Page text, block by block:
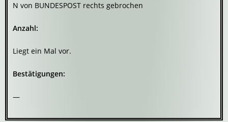
N von BUNDESPOST rechts gebrochen
Anzahl:
Liegt ein Mal vor.
Bestätigungen:
—